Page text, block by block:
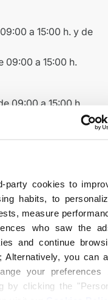
party cookies to
habits, to
measure
who saw the
and continue
Alternatively, you can
your preferences
by clicking the
a 15:00 h. y de
09:00 a 15:00 h.
09:00 a 15:00 h.